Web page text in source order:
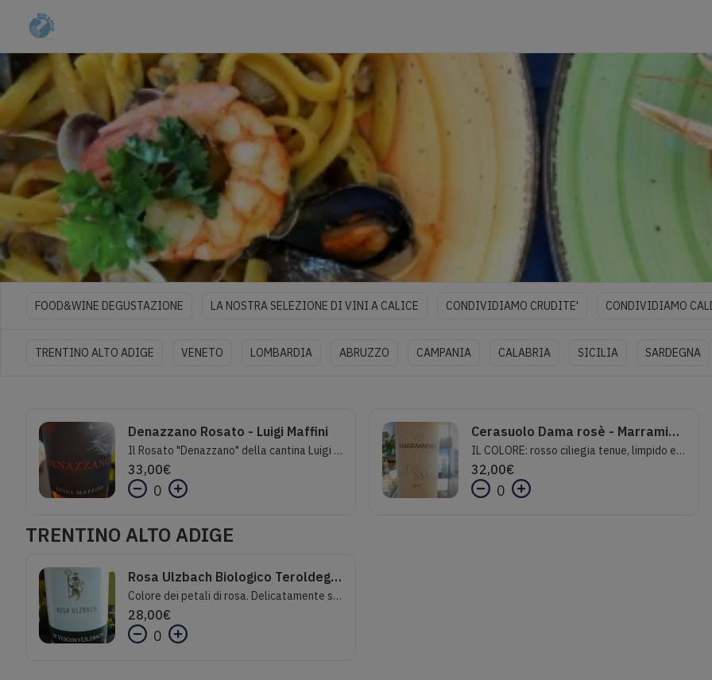
FOOD&WINE DEGUSTAZIONE LA NOSTRA SELEZIONE DI VINI A CALICE CONDIVIDIAMO CRUDITE' CONDIVIDIAMO
TRENTINO ALTO ADIGE VENETO LOMBARDIA ABRUZZO CAMPANIA CALABRIA SICILIA SARDEGNA
Denazzano Rosato - Luigi Maffini
Il Rosato "Denazzano" della cantina Luigi Maffini è un'etichetta facile e spensierata perfetta per accompagnare crostacei e stuzzichini. Viene realizzato con uve di Aglianico in purezza accuratamente selezionate ed un affinamento di qualche mese in vasche d'acciaio. Il colore rosato deciso introduce aromi di frutti rossi e fiori che ben si sposano con un sorso agile, delicato e di ottima persistenza gustativa.Denominazione Paestum IGTVitigni Aglianico 100%Regione CampaniaGradazione alcolica 12.5%
33,00€
0
Cerasuolo Dama rosè - Marramiero
IL COLORE: rosso ciliegia tenue, limpido e brillante IL PROFUMO: persistente e fruttato IL SAPORE: asciutto e gradevole TEMPERATURA DI SERVIZIO: 12°/14°C
32,00€
0
TRENTINO ALTO ADIGE
Rosa Ulzbach Biologico Teroldego Rotoliano IGT - De Vescovi Ulzbach
Colore dei petali di rosa. Delicatamente si annuncia con violette e geranio, ribes e fragolina. Seguono piccoli accenti di erbe aromatiche. Sorso fresco ed invitante, elegante il corpo, con un piacevole finale di mandorla fresca.CuriositàIl Teroldego Rotaliano de Vescovi Ulzbach è prodotto con uve di Teroldego Rotaliano, vitigno a bacca rossa che ha trovato nel “giardino vitato” rotaliano il suo naturale sito di coltivazione.Diffusosi inizialmente in varie zone del Trentino ha, con l’andare del tempo, eletto definitivamente dimora nel Campo Rotaliano, la cui terra ciottolosa (resa unica dal fiume Noce, originariamente chiamato “Ulzbach”) ed il microclima creato dalle montagne circostanti si intrecciano in una combinazione ideale con le caratteristiche del vitigno, esaltandone la sua massima espressione.La parola “kretzer” (“rosato”) deriva dal dialetto trentino “kretze” e indica le ceste fatte con tralci di vite (“sarmenti”) dove i contadini riponevano i grappoli d’uva raccolti. I grappoli d’uva poggiati l’uno sull’altro rilasciavano il loro succo dando origine ad un liquido rosato. Il nostro Teroldego Kretzer, si caratterizza per il suo aroma fruttato che, al palato, risulta secco e sapido.Uve:Teroldego Rotaliano 100%Affinamento:4 mesi, 50% in inox - 50% in tonneaux.Affinamento in bottiglia :2 - 3 mesiTemperatura di servizio:8-12°C
28,00€
0